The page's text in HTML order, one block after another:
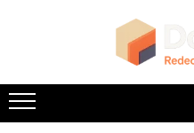
Parchet SPC
Riflaje Decorative
Riflaj exterior
Riflaje Interioare
Glafuri Interioare
Glafuri Exterioare
Plinte, Plinte PVC, Plinte MDF
Plinte PVC
Plinte MDF Premium
Accesorii Lambriuri
Accesorii Riflaje Decorative
Lambriuri PVC
Lambriuri Premium
Panouri Decorative
Panouri Decorative SPC
Panouri Decorative Premium